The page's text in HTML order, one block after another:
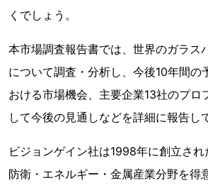
くでしょう。
本市場調査報告書では、世界のガラス
について調査・分析し、今後10年間の
おける市場機会、主要企業13社のプロ
して今後の見通しなどを詳細に報告し
ビジョンゲイン社は1998年に創立され
防衛・エネルギー・金属産業分野を得